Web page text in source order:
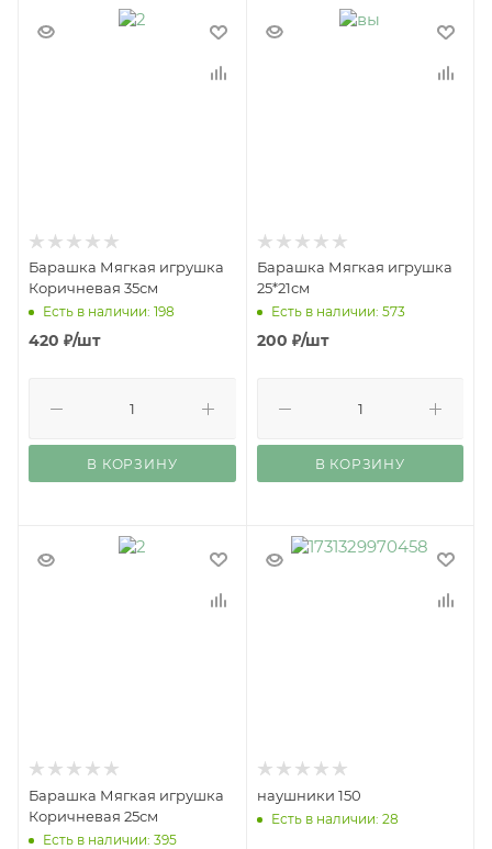
Барашка Мягкая игрушка
Коричневая 35см
Есть в наличии: 198
420 ₽/шт
В КОРЗИНУ
Барашка Мягкая игрушка
25*21см
Есть в наличии: 573
200 ₽/шт
В КОРЗИНУ
Барашка Мягкая игрушка
Коричневая 25см
Есть в наличии: 395
наушники 150
Есть в наличии: 28